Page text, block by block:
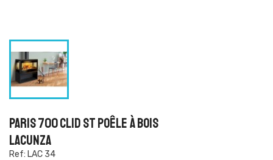
PARIS 700 CLID ST POÊLE À BOIS
LACUNZA
Ref: LAC 34